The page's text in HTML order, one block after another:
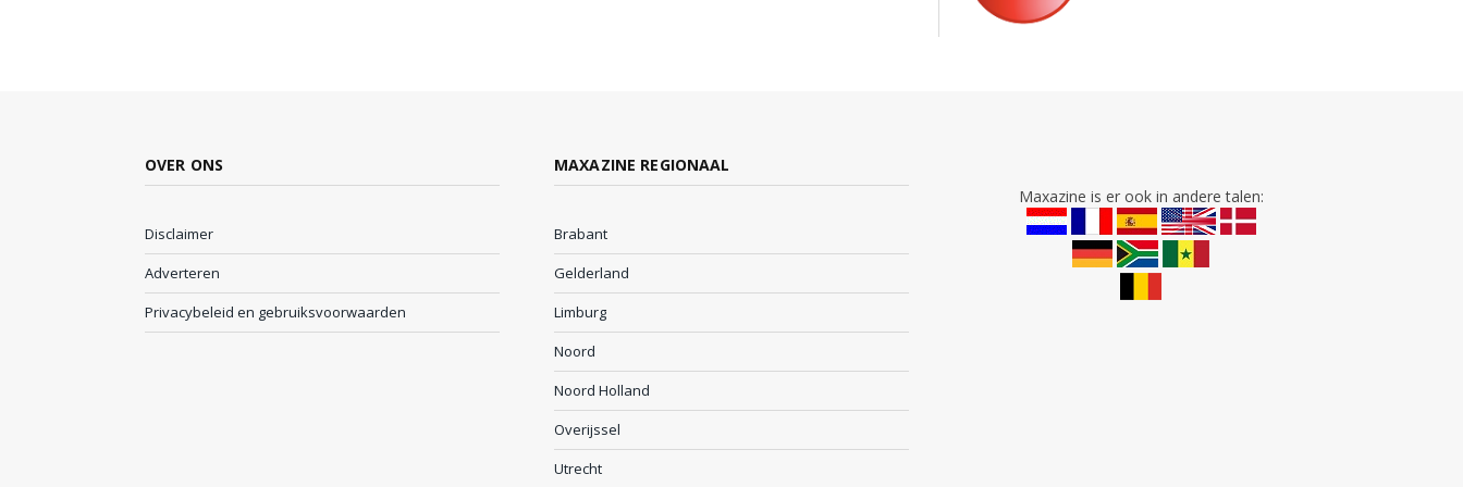
OVER ONS
Disclaimer
Adverteren
Privacybeleid en gebruiksvoorwaarden
MAXAZINE REGIONAAL
Brabant
Gelderland
Limburg
Noord
Noord Holland
Overijssel
Utrecht
Maxazine is er ook in andere talen: